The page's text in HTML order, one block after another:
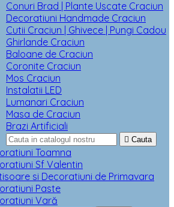
Conuri Brad | Plante Uscate Craciun
Decoratiuni Handmade Craciun
Cutii Craciun | Ghivece | Pungi Cadou
Ghirlande Craciun
Baloane de Craciun
Coronite Craciun
Mos Craciun
Instalatii LED
Lumanari Craciun
Masa de Craciun
Brazi Artificiali
 Cauta
Toamna
Sf Valentin
si Decoratiuni de Primavara
Paste
Vară